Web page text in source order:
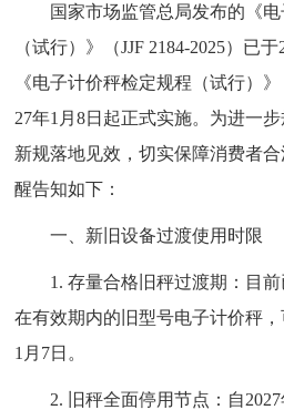
国家市场监管总局发布的《
（试行）》（JJF 2184-2025）已
《电子计价秤检定规程（试行）》
27年1月8日起正式实施。为进一
新规落地见效，切实保障消费者
醒告知如下：
一、新旧设备过渡使用时限
1. 存量合格旧秤过渡期：目
在有效期内的旧型号电子计价秤
1月7日。
2. 旧秤全面停用节点：自